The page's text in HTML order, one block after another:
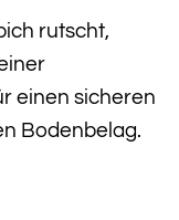
rutscht,
einen sicheren
Bodenbelag.